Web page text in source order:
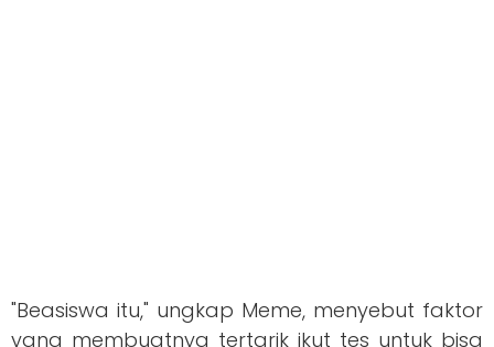
"Beasiswa itu," ungkap Meme, menyebut faktor
yang membuatnya tertarik ikut tes untuk bisa